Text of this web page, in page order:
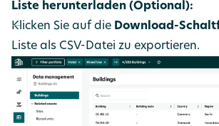
Liste herunterladen (Optional):
Klicken Sie auf die Download-
Liste als CSV-Datei zu exportieren.